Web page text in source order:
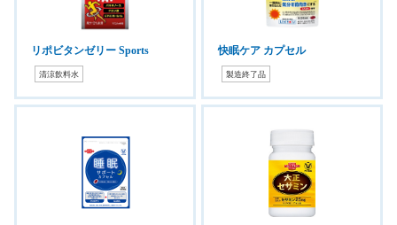
リポビタンゼリー Sports
清涼飲料水
快眠ケア カプセル
製造終了品